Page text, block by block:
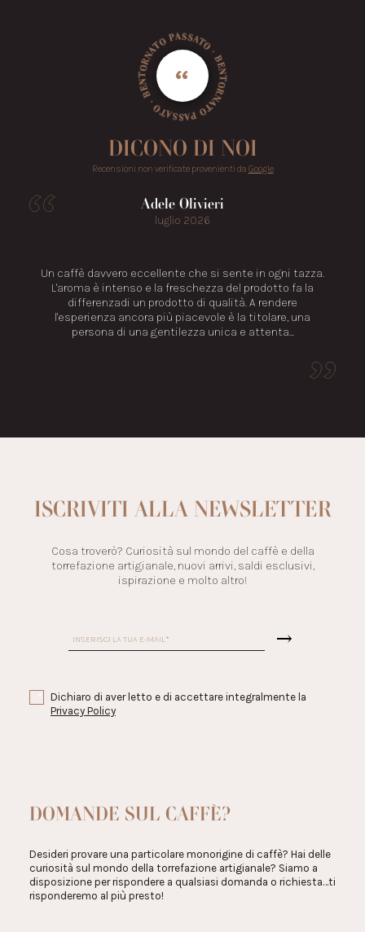
· BENTORNATO PASSATO · BENTORNATO PASSATO
“
DICONO DI NOI
Recensioni non verificate provenienti da Google
Adele Olivieri
luglio 2026
Un caffè davvero eccellente che si sente in ogni tazza.
L'aroma è intenso e la freschezza del prodotto fa la
differenzadi un prodotto di qualità. A rendere
l'esperienza ancora più piacevole è la titolare, una
persona di una gentilezza unica e attenta...
ISCRIVITI ALLA NEWSLETTER
Cosa troverò? Curiosità sul mondo del caffè e della
torrefazione artigianale, nuovi arrivi, saldi esclusivi,
ispirazione e molto altro!
Dichiaro di aver letto e di accettare integralmente la
Privacy Policy
DOMANDE SUL CAFFÈ?
Desideri provare una particolare monorigine di caffè? Hai delle
curiosità sul mondo della torrefazione artigianale? Siamo a
disposizione per rispondere a qualsiasi domanda o richiesta…ti
risponderemo al più presto!